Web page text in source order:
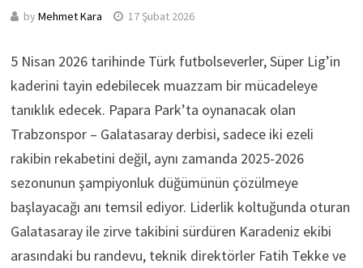
by Mehmet Kara 17 Şubat 2026
5 Nisan 2026 tarihinde Türk futbolseverler, Süper Lig’in
kaderini tayin edebilecek muazzam bir mücadeleye
tanıklık edecek. Papara Park’ta oynanacak olan
Trabzonspor – Galatasaray derbisi, sadece iki ezeli
rakibin rekabetini değil, aynı zamanda 2025-2026
sezonunun şampiyonluk düğümünün çözülmeye
başlayacağı anı temsil ediyor. Liderlik koltuğunda oturan
Galatasaray ile zirve takibini sürdüren Karadeniz ekibi
arasındaki bu randevu, teknik direktörler Fatih Tekke ve